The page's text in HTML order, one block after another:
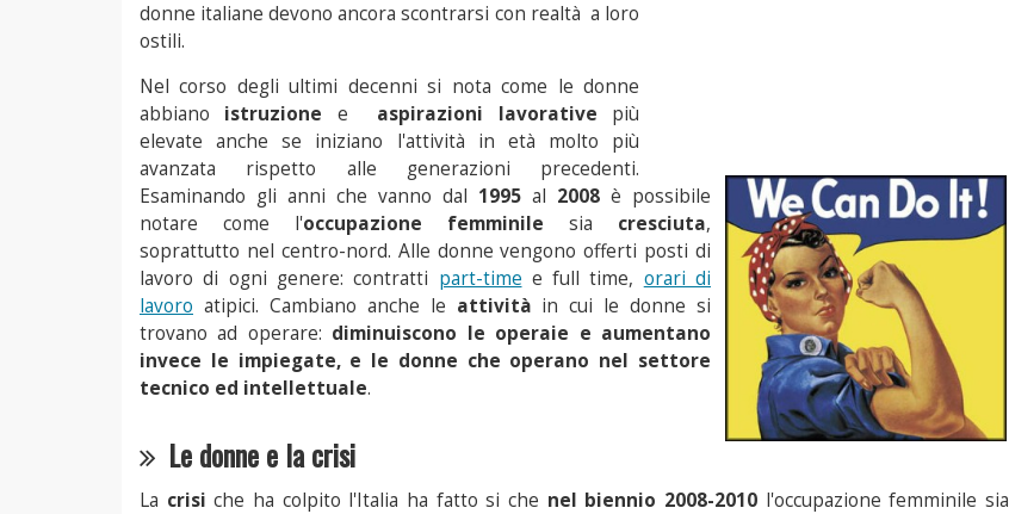
donne italiane devono ancora scontrarsi con realtà a loro
ostili.
Nel corso degli ultimi decenni si nota come le donne
abbiano istruzione e aspirazioni lavorative più
elevate anche se iniziano l'attività in età molto più
avanzata rispetto alle generazioni precedenti.
Esaminando gli anni che vanno dal 1995 al 2008 è possibile
notare come l'occupazione femminile sia cresciuta,
soprattutto nel centro-nord. Alle donne vengono offerti posti di
lavoro di ogni genere: contratti part-time e full time, orari di
lavoro atipici. Cambiano anche le attività in cui le donne si
trovano ad operare: diminuiscono le operaie e aumentano
invece le impiegate, e le donne che operano nel settore
tecnico ed intellettuale.
Le donne e la crisi
La crisi che ha colpito l'Italia ha fatto si che nel biennio 2008-2010 l'occupazione femminile sia